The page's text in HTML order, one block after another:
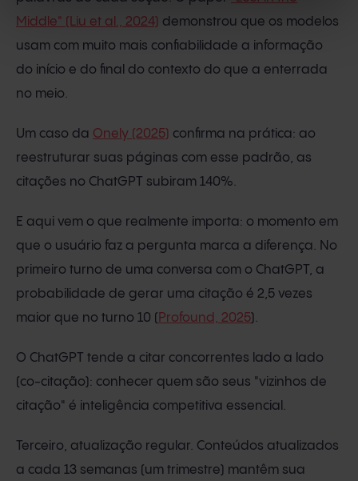
Middle" (Liu et al., 2024) demonstrou que os modelos
usam com muito mais confiabilidade a informação
do início e do final do contexto do que a enterrada
no meio.
Um caso da Onely (2025) confirma na prática: ao
reestruturar suas páginas com esse padrão, as
citações no ChatGPT subiram 140%.
E aqui vem o que realmente importa: o momento em
que o usuário faz a pergunta marca a diferença. No
primeiro turno de uma conversa com o ChatGPT, a
probabilidade de gerar uma citação é 2,5 vezes
maior que no turno 10 ( Profound, 2025).
O ChatGPT tende a citar concorrentes lado a lado
(co-citação): conhecer quem são seus "vizinhos de
citação" é inteligência competitiva essencial.
Terceiro, atualização regular. Conteúdos atualizados
a cada 13 semanas (um trimestre) mantêm sua